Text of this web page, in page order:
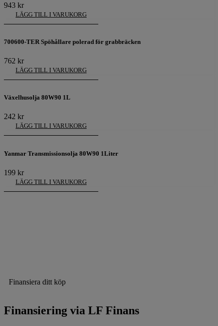
943 kr
LÄGG TILL I VARUKORG
700600-TER Spöhållare polerad för grabbräcken
762 kr
LÄGG TILL I VARUKORG
Växelhusolja 80W90 1L
242 kr
LÄGG TILL I VARUKORG
Yanmar Transmissionsolja 80W90 1Liter
199 kr
LÄGG TILL I VARUKORG
Finansiera ditt köp
Finansiering via LF Finans